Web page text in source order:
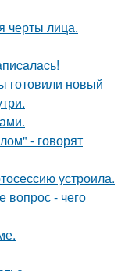
черты лица.
готовили новый
- говорят
устроила.
вопрос - чего